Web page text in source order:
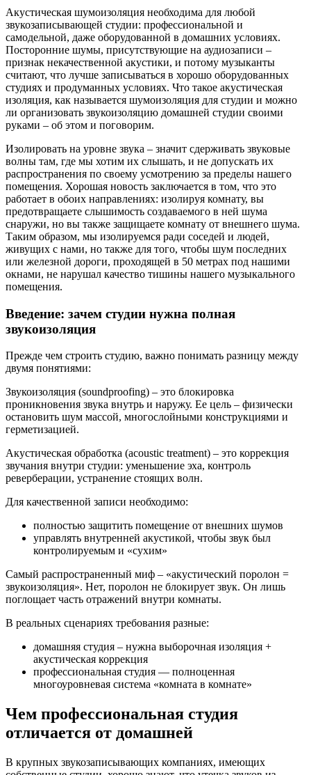
Акустическая шумоизоляция необходима для любой
звукозаписывающей студии: профессиональной и
самодельной, даже оборудованной в домашних условиях.
Посторонние шумы, присутствующие на аудиозаписи –
признак некачественной акустики, и потому музыканты
считают, что лучше записываться в хорошо оборудованных
студиях и продуманных условиях. Что такое акустическая
изоляция, как называется шумоизоляция для студии и можно
ли организовать звукоизоляцию домашней студии своими
руками – об этом и поговорим.
Изолировать на уровне звука – значит сдерживать звуковые
волны там, где мы хотим их слышать, и не допускать их
распространения по своему усмотрению за пределы нашего
помещения. Хорошая новость заключается в том, что это
работает в обоих направлениях: изолируя комнату, вы
предотвращаете слышимость создаваемого в ней шума
снаружи, но вы также защищаете комнату от внешнего шума.
Таким образом, мы изолируемся ради соседей и людей,
живущих с нами, но также для того, чтобы шум последних
или железной дороги, проходящей в 50 метрах под нашими
окнами, не нарушал качество тишины нашего музыкального
помещения.
Введение: зачем студии нужна полная
звукоизоляция
Прежде чем строить студию, важно понимать разницу между
двумя понятиями:
Звукоизоляция (soundproofing) – это блокировка
проникновения звука внутрь и наружу. Ее цель – физически
остановить шум массой, многослойными конструкциями и
герметизацией.
Акустическая обработка (acoustic treatment) – это коррекция
звучания внутри студии: уменьшение эха, контроль
реверберации, устранение стоящих волн.
Для качественной записи необходимо:
полностью защитить помещение от внешних шумов
управлять внутренней акустикой, чтобы звук был
контролируемым и «сухим»
Самый распространенный миф – «акустический поролон =
звукоизоляция». Нет, поролон не блокирует звук. Он лишь
поглощает часть отражений внутри комнаты.
В реальных сценариях требования разные:
домашняя студия – нужна выборочная изоляция +
акустическая коррекция
профессиональная студия — полноценная
многоуровневая система «комната в комнате»
Чем профессиональная студия
отличается от домашней
В крупных звукозаписывающих компаниях, имеющих